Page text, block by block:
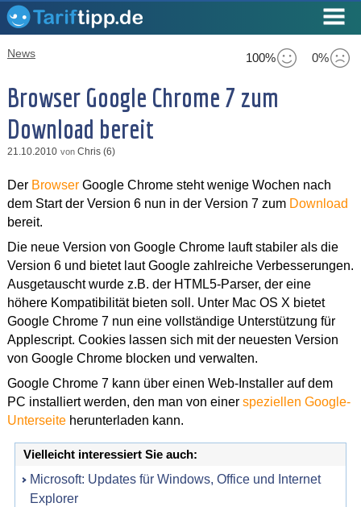
100% 0%
News
Browser Google Chrome 7 zum
Download bereit
21.10.2010 von Chris (6)
Der BrowserGoogle Chrome steht wenige Wochen nach
dem Start der Version 6 nun in der Version 7 zum Download
bereit.
Die neue Version von Google Chrome lauft stabiler als die
Version 6 und bietet laut Google zahlreiche Verbesserungen.
Ausgetauscht wurde z.B. der HTML5-Parser, der eine
höhere Kompatibilität bieten soll. Unter Mac OS X bietet
Google Chrome 7 nun eine vollständige Unterstützung für
Applescript. Cookies lassen sich mit der neuesten Version
von Google Chrome blocken und verwalten.
Google Chrome 7 kann über einen Web-Installer auf dem
PC installiert werden, den man von einer speziellen Google-
Unterseiteherunterladen kann.
Vielleicht interessiert Sie auch:
Microsoft: Updates für Windows, Office und Internet
Explorer